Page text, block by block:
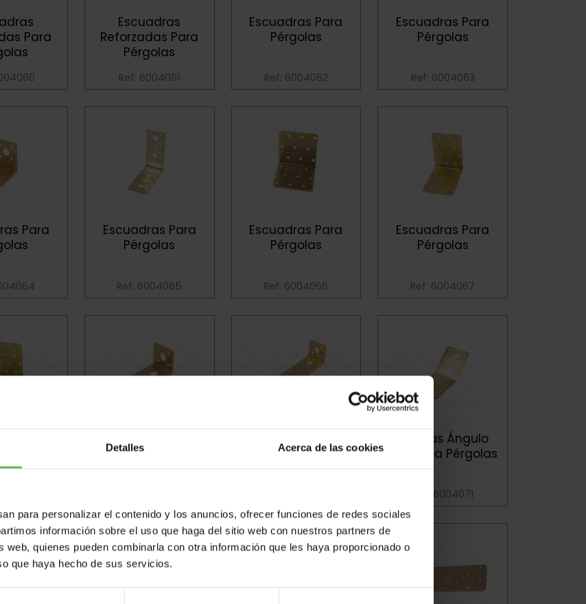
Detalles Acerca de las cookies
para personalizar el contenido y los anuncios, ofrecer funciones de redes sociales
información sobre el uso que haga del sitio web con nuestros partners de
web, quienes pueden combinarla con otra información que les haya proporcionado o
que haya hecho de sus servicios.
Para
Escuadras
Reforzadas Para
Pérgolas
Ref: 6004061
Escuadras Para
Pérgolas
Ref: 6004062
Escuadras Para
Pérgolas
Ref: 6004063
Para
Escuadras Para
Pérgolas
Ref: 6004065
Escuadras Para
Pérgolas
Ref: 6004066
Escuadras Para
Pérgolas
Ref: 6004067
Pérgolas
Pérgolas
Pletinas Ángulo
135º Para Pérgolas
Ref: 6004071